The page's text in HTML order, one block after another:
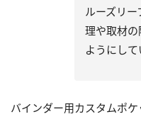
ルーズリ
理や取材
ようにして
バインダー用カスタムポ